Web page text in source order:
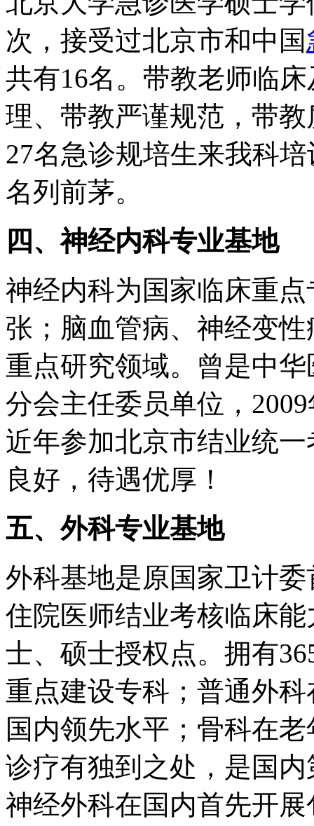
次，接受过北京市和中国
共有16名。带教老师临
理、带教严谨规范，带
27名急诊规培生来我科
名列前茅。
四、神经内科专业基地
神经内科为国家临床重
张；脑血管病、神经变
重点研究领域。曾是中
分会主任委员单位，
近年参加北京市结业统
良好，待遇优厚！
五、外科专业基地
外科基地是原国家卫计
住院医师结业考核临床
士、硕士授权点。拥有
重点建设专科；普通外
国内领先水平；骨科在
诊疗有独到之处，是国
神经外科在国内首先开